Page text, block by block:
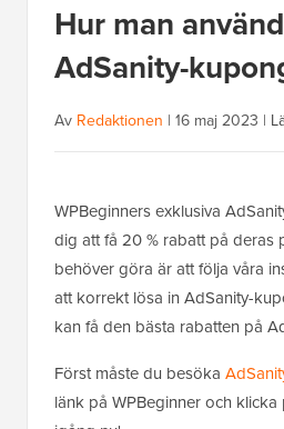
Hur man
AdSanity-
Av Redaktionen | 16 maj 2023 |
WPBeginners exklusiva
dig att få 20 % rabatt på deras
behöver göra är att följa våra
att korrekt lösa in AdSanity-
kan få den bästa rabatten på
Först måste du besöka
länk på WPBeginner och